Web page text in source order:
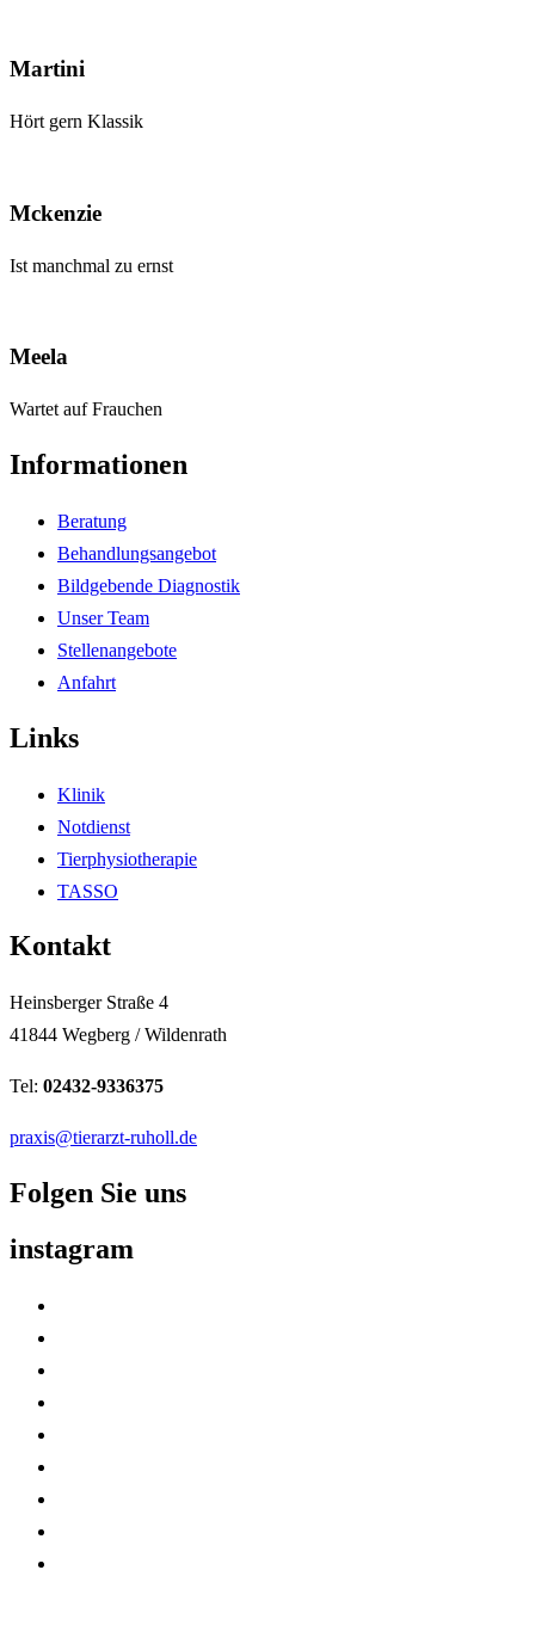
Martini
Hört gern Klassik
Mckenzie
Ist manchmal zu ernst
Meela
Wartet auf Frauchen
Informationen
Beratung
Behandlungsangebot
Bildgebende Diagnostik
Unser Team
Stellenangebote
Anfahrt
Links
Klinik
Notdienst
Tierphysiotherapie
TASSO
Kontakt
Heinsberger Straße 4
41844 Wegberg / Wildenrath
Tel: 02432-9336375
praxis@tierarzt-ruholl.de
Folgen Sie uns
instagram